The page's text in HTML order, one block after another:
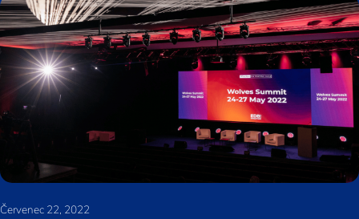
Červenec 22, 2022